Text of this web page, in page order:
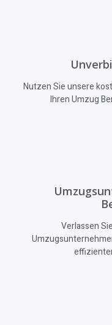
Nutzen Sie unsere
Ihren Umzug
Verlassen